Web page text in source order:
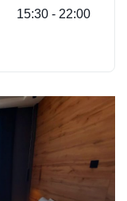
15:30 - 22:00